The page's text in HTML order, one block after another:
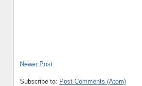
Newer Post
Subscribe to: Post Comments (Atom)